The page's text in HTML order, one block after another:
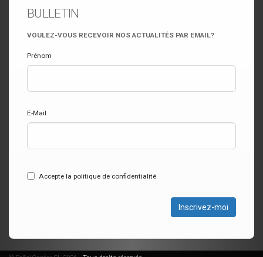
BULLETIN
VOULEZ-VOUS RECEVOIR NOS ACTUALITÉS PAR EMAIL?
Prénom
E-Mail
Accepte la politique de confidentialité
Inscrivez-moi